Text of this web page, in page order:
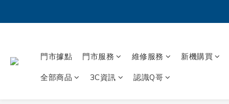
門市據點 門市服務 維修服務 新機購買
全部商品 3C資訊 認識Q哥